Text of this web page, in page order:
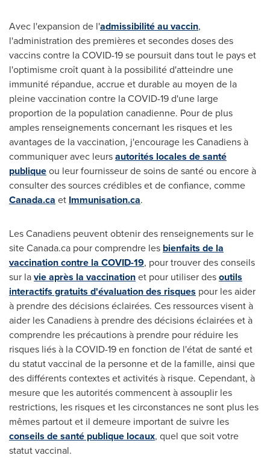
Avec l'expansion de l'admissibilité au vaccin,
l'administration des premières et secondes doses des
vaccins contre la COVID-19 se poursuit dans tout le pays et
l'optimisme croît quant à la possibilité d'atteindre une
immunité répandue, accrue et durable au moyen de la
pleine vaccination contre la COVID-19 d'une large
proportion de la population canadienne. Pour de plus
amples renseignements concernant les risques et les
avantages de la vaccination, j'encourage les Canadiens à
communiquer avec leursautorités locales de santé
publiqueou leur fournisseur de soins de santé ou encore à
consulter des sources crédibles et de confiance, comme
Canada.ca et Immunisation.ca.
Les Canadiens peuvent obtenir des renseignements sur le
site Canada.ca pour comprendre les bienfaits de la
vaccination contre la COVID-19, pour trouver des conseils
sur lavie après la vaccinationet pour utiliser desoutils
interactifs gratuits d'évaluation des risques pour les aider
à prendre des décisions éclairées. Ces ressources visent à
aider les Canadiens à prendre des décisions éclairées et à
comprendre les précautions à prendre pour réduire les
risques liés à la COVID-19 en fonction de l'état de santé et
du statut vaccinal de la personne et de la famille, ainsi que
des différents contextes et activités à risque. Cependant, à
mesure que les autorités commencent à assouplir les
restrictions, les risques et les circonstances ne sont plus les
mêmes partout et il demeure important de suivre les
conseils de santé publique locaux, quel que soit votre
statut vaccinal.